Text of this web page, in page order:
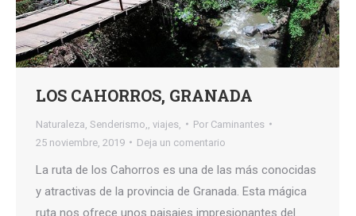
LOS CAHORROS, GRANADA
Naturaleza Senderismo, viajes, Por Caminantes
25 noviembre, 2019
Deja un comentario
La ruta de los Cahorros es una de las más conocidas
y atractivas de la provincia de Granada. Esta mágica
ruta nos ofrece unos paisajes impresionantes del